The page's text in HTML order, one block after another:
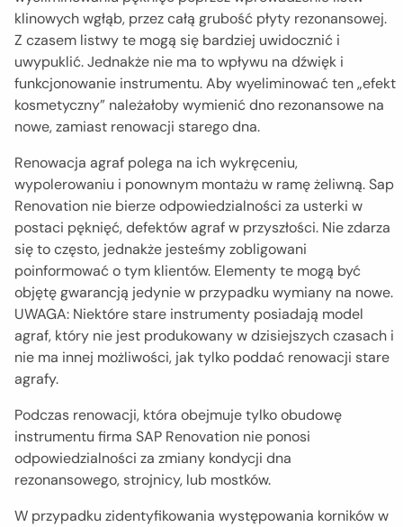
klinowych wgłąb, przez całą grubość płyty rezonansowej.
Z czasem listwy te mogą się bardziej uwidocznić i
uwypuklić. Jednakże nie ma to wpływu na dźwięk i
funkcjonowanie instrumentu. Aby wyeliminować ten „efekt
kosmetyczny” należałoby wymienić dno rezonansowe na
nowe, zamiast renowacji starego dna.
Renowacja agraf polega na ich wykręceniu,
wypolerowaniu i ponownym montażu w ramę żeliwną. Sap
Renovation nie bierze odpowiedzialności za usterki w
postaci pęknięć, defektów agraf w przyszłości. Nie zdarza
się to często, jednakże jesteśmy zobligowani
poinformować o tym klientów. Elementy te mogą być
objętę gwarancją jedynie w przypadku wymiany na nowe.
UWAGA: Niektóre stare instrumenty posiadają model
agraf, który nie jest produkowany w dzisiejszych czasach i
nie ma innej możliwości, jak tylko poddać renowacji stare
agrafy.
Podczas renowacji, która obejmuje tylko obudowę
instrumentu firma SAP Renovation nie ponosi
odpowiedzialności za zmiany kondycji dna
rezonansowego, strojnicy, lub mostków.
W przypadku zidentyfikowania występowania korników w